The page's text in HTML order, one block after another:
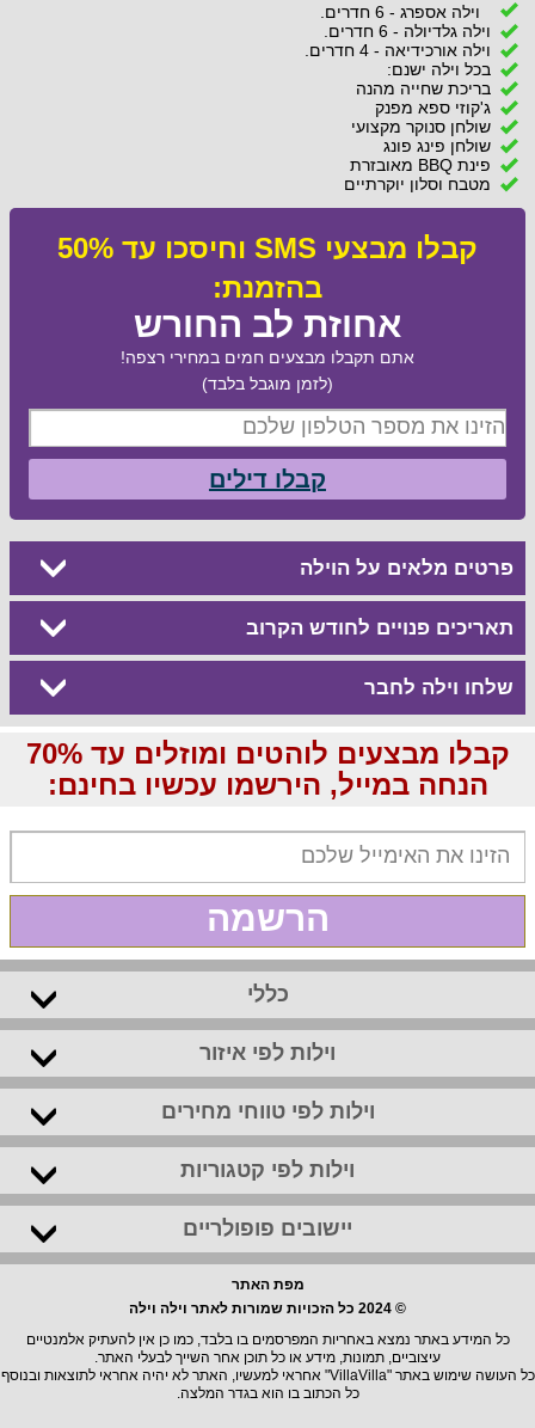
וילה אספרג - 6 חדרים.
וילה גלדיולה - 6 חדרים.
וילה אורכידיאה - 4 חדרים.
בכל וילה ישנם:
בריכת שחייה מהנה
ג'קוזי ספא מפנק
שולחן סנוקר מקצועי
שולחן פינג פונג
פינת BBQ מאובזרת
מטבח וסלון יוקרתיים
קבלו מבצעי SMS וחיסכו עד 50%
בהזמנת:
אחוזת לב החורש
אתם תקבלו מבצעים חמים במחירי רצפה!
(לזמן מוגבל בלבד)
קבלו דילים
פרטים מלאים על הוילה
תאריכים פנויים לחודש הקרוב
שלחו וילה לחבר
קבלו מבצעים לוהטים ומוזלים עד 70%
הנחה במייל, הירשמו עכשיו בחינם:
הרשמה
כללי
וילות לפי איזור
וילות לפי טווחי מחירים
וילות לפי קטגוריות
יישובים פופולריים
מפת האתר
© 2024 כל הזכויות שמורות לאתר וילה וילה
כל המידע באתר נמצא באחריות המפרסמים בו בלבד, כמו כן אין להעתיק אלמנטיים
עיצוביים, תמונות, מידע או כל תוכן אחר השייך לבעלי האתר.
כל העושה שימוש באתר "VillaVilla" אחראי למעשיו, האתר לא יהיה אחראי לתוצאות ובנוסף
כל הכתוב בו הוא בגדר המלצה.